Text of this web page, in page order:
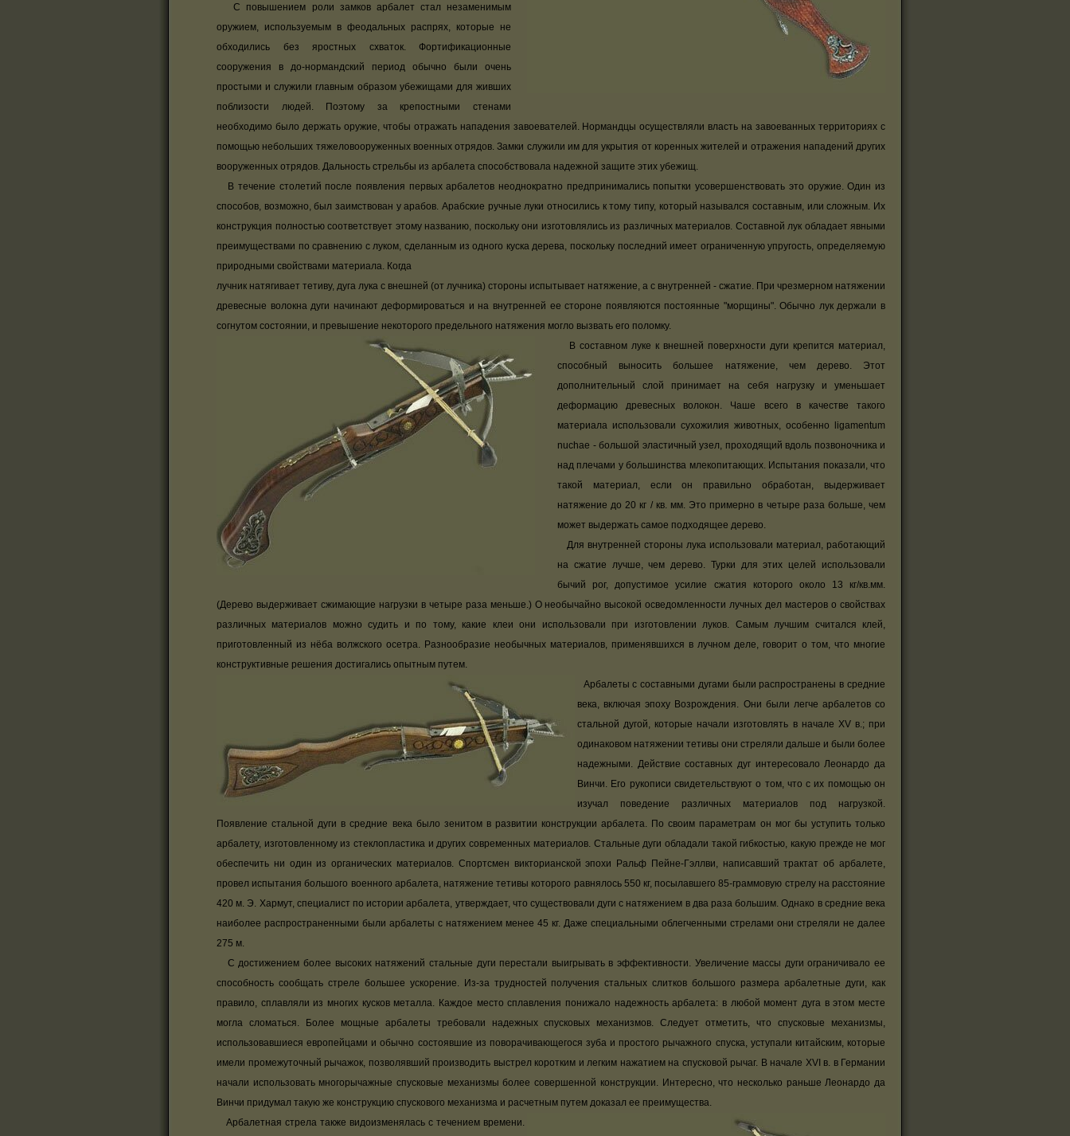
С повышением роли замков арбалет стал незаменимым
оружием, используемым в феодальных распрях, которые не
обходились без яростных схваток. Фортификационные
сооружения в до-нормандский период обычно были очень
простыми и служили главным образом убежищами для живших
поблизости людей. Поэтому за крепостными стенами
необходимо было держать оружие, чтобы отражать нападения завоевателей. Нормандцы осуществляли власть на завоеванных территориях с
помощью небольших тяжеловооруженных военных отрядов. Замки служили им для укрытия от коренных жителей и отражения нападений других
вооруженных отрядов. Дальность стрельбы из арбалета способствовала надежной защите этих убежищ.
В течение столетий после появления первых арбалетов неоднократно предпринимались попытки усовершенствовать это оружие. Один из
способов, возможно, был заимствован у арабов. Арабские ручные луки относились к тому типу, который назывался составным, или сложным. Их
конструкция полностью соответствует этому названию, поскольку они изготовлялись из различных материалов. Составной лук обладает явными
преимуществами по сравнению с луком, сделанным из одного куска дерева, поскольку последний имеет ограниченную упругость, определяемую
природными свойствами материала. Когда
лучник натягивает тетиву, дуга лука с внешней (от лучника) стороны испытывает натяжение, а с внутренней - сжатие. При чрезмерном натяжении
древесные волокна дуги начинают деформироваться и на внутренней ее стороне появляются постоянные "морщины". Обычно лук держали в
согнутом состоянии, и превышение некоторого предельного натяжения могло вызвать его поломку.
В составном луке к внешней поверхности дуги крепится материал,
способный выносить большее натяжение, чем дерево. Этот
дополнительный слой принимает на себя нагрузку и уменьшает
деформацию древесных волокон. Чаше всего в качестве такого
материала использовали сухожилия животных, особенно ligamentum
nuchae - большой эластичный узел, проходящий вдоль позвоночника и
над плечами у большинства млекопитающих. Испытания показали, что
такой материал, если он правильно обработан, выдерживает
натяжение до 20 кг / кв. мм. Это примерно в четыре раза больше, чем
может выдержать самое подходящее дерево.
Для внутренней стороны лука использовали материал, работающий
на сжатие лучше, чем дерево. Турки для этих целей использовали
бычий рог, допустимое усилие сжатия которого около 13 кг/кв.мм.
(Дерево выдерживает сжимающие нагрузки в четыре раза меньше.) О необычайно высокой осведомленности лучных дел мастеров о свойствах
различных материалов можно судить и по тому, какие клеи они использовали при изготовлении луков. Самым лучшим считался клей,
приготовленный из нёба волжского осетра. Разнообразие необычных материалов, применявшихся в лучном деле, говорит о том, что многие
конструктивные решения достигались опытным путем.
Арбалеты с составными дугами были распространены в средние
века, включая эпоху Возрождения. Они были легче арбалетов со
стальной дугой, которые начали изготовлять в начале XV в.; при
одинаковом натяжении тетивы они стреляли дальше и были более
надежными. Действие составных дуг интересовало Леонардо да
Винчи. Его рукописи свидетельствуют о том, что с их помощью он
изучал поведение различных материалов под нагрузкой.
Появление стальной дуги в средние века было зенитом в развитии конструкции арбалета. По своим параметрам он мог бы уступить только
арбалету, изготовленному из стеклопластика и других современных материалов. Стальные дуги обладали такой гибкостью, какую прежде не мог
обеспечить ни один из органических материалов. Спортсмен викторианской эпохи Ральф Пейне-Гэллви, написавший трактат об арбалете,
провел испытания большого военного арбалета, натяжение тетивы которого равнялось 550 кг, посылавшего 85-граммовую стрелу на расстояние
420 м. Э. Хармут, специалист по истории арбалета, утверждает, что существовали дуги с натяжением в два раза большим. Однако в средние века
наиболее распространенными были арбалеты с натяжением менее 45 кг. Даже специальными облегченными стрелами они стреляли не далее
275 м.
С достижением более высоких натяжений стальные дуги перестали выигрывать в эффективности. Увеличение массы дуги ограничивало ее
способность сообщать стреле большее ускорение. Из-за трудностей получения стальных слитков большого размера арбалетные дуги, как
правило, сплавляли из многих кусков металла. Каждое место сплавления понижало надежность арбалета: в любой момент дуга в этом месте
могла сломаться. Более мощные арбалеты требовали надежных спусковых механизмов. Следует отметить, что спусковые механизмы,
использовавшиеся европейцами и обычно состоявшие из поворачивающегося зуба и простого рычажного спуска, уступали китайским, которые
имели промежуточный рычажок, позволявший производить выстрел коротким и легким нажатием на спусковой рычаг. В начале XVI в. в Германии
начали использовать многорычажные спусковые механизмы более совершенной конструкции. Интересно, что несколько раньше Леонардо да
Винчи придумал такую же конструкцию спускового механизма и расчетным путем доказал ее преимущества.
Арбалетная стрела также видоизменялась с течением времени.